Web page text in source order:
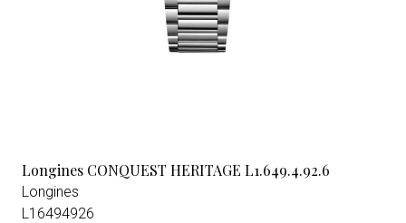
Longines CONQUEST HERITAGE L1.649.4.92.6
Longines
L16494926